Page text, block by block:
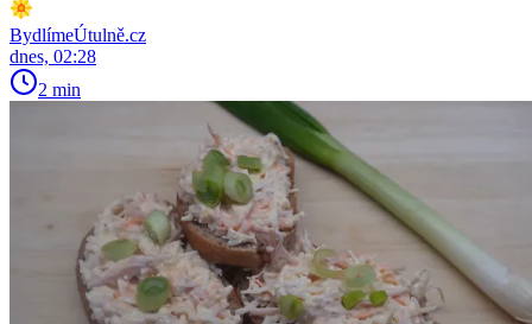
BydlímeÚtulně.cz
dnes, 02:28
2 min